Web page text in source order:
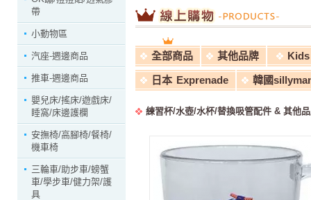
帶
小動物區
汽座-週邊商品
推車-週邊商品
嬰兒床/搖床/遊戲床/
睡窩/床邊護欄
安撫椅/高腳椅/餐椅/
機車椅
三輪車/助步車/螃蟹
車/學步車/健力架/護
具
全部商品 其他品牌
日本 Exprenade 韓國
練習杯/水壺/水杯/替換吸管配件 & 其他